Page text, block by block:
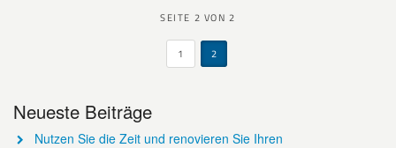
SEITE 2 VON 2
1 2
Neueste Beiträge
Nutzen Sie die Zeit und renovieren Sie Ihren